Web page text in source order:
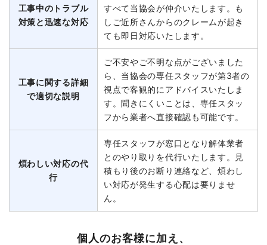
工事中のトラブル
対策と迅速な対応
すべて当協会が仲介いたします。も
しご近所さんからのクレームが起き
ても即日対応いたします。
工事に関する詳細
で適切な説明
ご不安やご不明な点がございました
ら、当協会の専任スタッフが第3者の
視点で客観的にアドバイスいたしま
す。聞きにくいことは、専任スタッ
フから業者へ直接確認も可能です。
煩わしい対応の代
行
専任スタッフが窓口となり解体業者
とのやり取りを代行いたします。見
積もり後のお断り連絡など、煩わし
い対応が発生する心配は要りませ
ん。
個人のお客様に加え、